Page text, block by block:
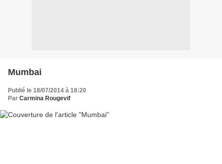
Mumbai
Publié le 18/07/2014 à 18:20
Par Carmina Rougevif